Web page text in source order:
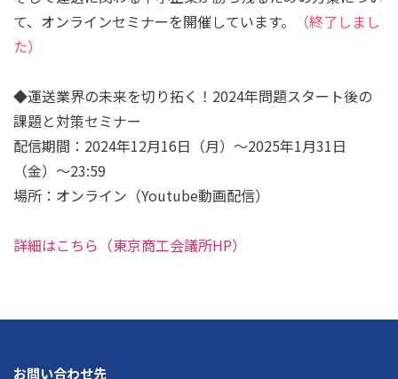
て、オンラインセミナーを開催しています。
（終了しまし
た）
◆運送業界の未来を切り拓く！2024年問題スタート後の
課題と対策セミナー
配信期間：2024年12月16日（月）～2025年1月31日
（金）～23:59
場所：オンライン（Youtube動画配信）
詳細はこちら（東京商工会議所HP）
お問い合わせ先